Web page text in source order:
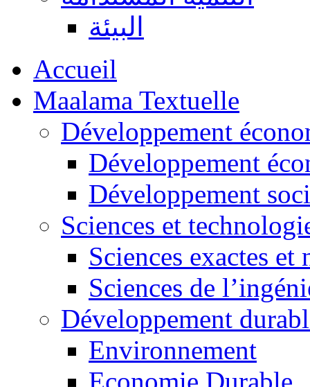
البيئة
Accueil
Maalama Textuelle
Développement
Développement
Développement
Sciences et
Sciences exactes et
Sciences de
Développement
Environnement